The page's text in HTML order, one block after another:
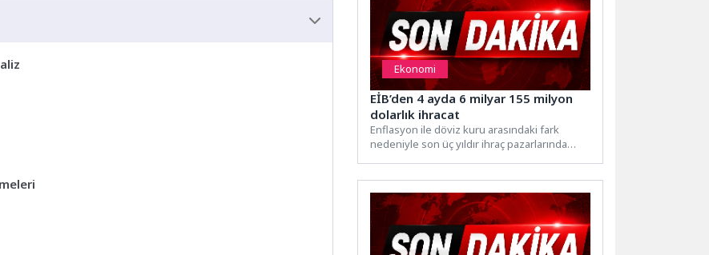
Ekonomi
EİB’den 4 ayda 6 milyar 155 milyon
dolarlık ihracat
Enflasyon ile döviz kuru arasındaki fark
nedeniyle son üç yıldır ihraç pazarlarında